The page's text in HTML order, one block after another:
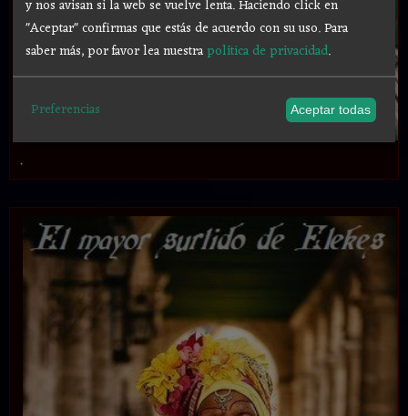
.
y nos avisan si la web se vuelve lenta. Haciendo click en
"Aceptar" confirmas que estás de acuerdo con su uso.Para
saber más, por favor lea nuestrapolítica de privacidad.
Preferencias Aceptar todas